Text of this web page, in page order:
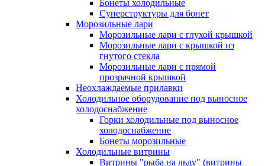
Бонеты холодильные
Суперструктуры для бонет
Морозильные лари
Морозильные лари с глухой крышкой
Морозильные лари с крышкой из
гнутого стекла
Морозильные лари с прямой
прозрачной крышкой
Неохлаждаемые прилавки
Холодильное оборудование под выносное
холодоснабжение
Горки холодильные под выносное
холодоснабжение
Бонеты морозильные
Холодильные витрины
Витрины "рыба на льду" (витрины